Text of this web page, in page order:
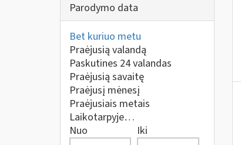
Parodymo data
Bet kuriuo metu
Praėjusią valandą
Paskutines 24 valandas
Praėjusią savaitę
Praėjusį mėnesį
Praėjusiais metais
Laikotarpyje…
Nuo
Iki